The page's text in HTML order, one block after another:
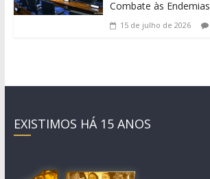
Combate às Endemias
15 de julho de 2026
EXISTIMOS HÁ 15 ANOS